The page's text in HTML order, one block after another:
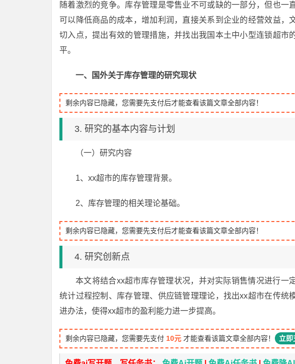
随着激烈的竞争。库存管理是零售业不可或缺的一部分，但也一
可以降低商品的成本，增加利润，直接关系到企业的经营效益，
切入点，提出有效的管理措施，并找出我国本土中小型连锁超市
平。
一、国外关于库存管理的研究现状
剩余内容已隐藏，您需要先支付后才能查看该篇文章全部内容！
3. 研究的基本内容与计划
（一）研究内容
1、xx超市的库存管理背景。
2、库存管理的相关理论基础。
剩余内容已隐藏，您需要先支付后才能查看该篇文章全部内容！
4. 研究创新点
本文将结合xx超市库存管理状况，并对实际销售情况进行一
统计过程控制、库存管理、供应链管理理论，找出xx超市在传统
进办法，使得xx超市的盈利能力进一步提高。
剩余内容已隐藏，您需要先支付 10元 才能查看该篇文章全部内容！ 立即